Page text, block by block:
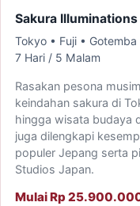
Sakura Illuminations
Tokyo • Fuji •
7 Hari / 5 Malam
Rasakan pesona
keindahan sakura di
hingga wisata budaya
juga dilengkapi
populer Jepang serta
Studios Japan.
Mulai Rp